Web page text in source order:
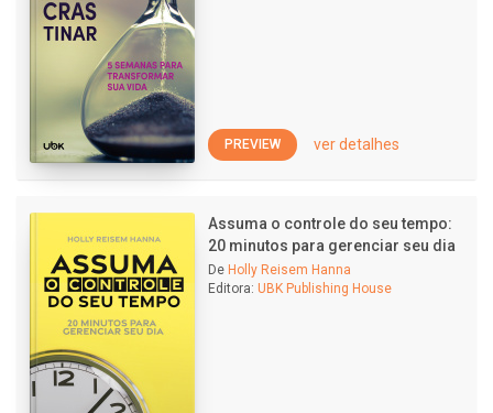
PREVIEW ver detalhes
Assuma o controle do seu tempo:
20 minutos para gerenciar seu dia
De Holly Reisem Hanna
Editora: UBK Publishing House